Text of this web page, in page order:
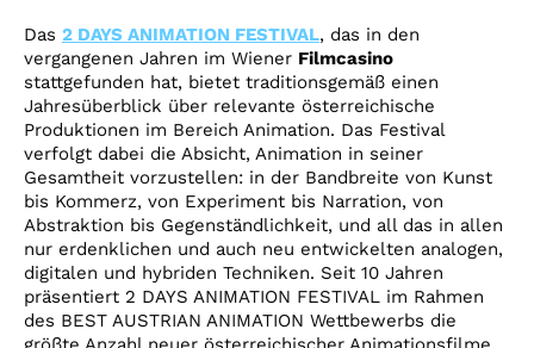
Das 2 DAYS ANIMATION FESTIVAL, das in den
vergangenen Jahren im Wiener Filmcasino
stattgefunden hat, bietet traditionsgemäß einen
Jahresüberblick über relevante österreichische
Produktionen im Bereich Animation. Das Festival
verfolgt dabei die Absicht, Animation in seiner
Gesamtheit vorzustellen: in der Bandbreite von Kunst
bis Kommerz, von Experiment bis Narration, von
Abstraktion bis Gegenständlichkeit, und all das in allen
nur erdenklichen und auch neu entwickelten analogen,
digitalen und hybriden Techniken. Seit 10 Jahren
präsentiert 2 DAYS ANIMATION FESTIVAL im Rahmen
des BEST AUSTRIAN ANIMATION Wettbewerbs die